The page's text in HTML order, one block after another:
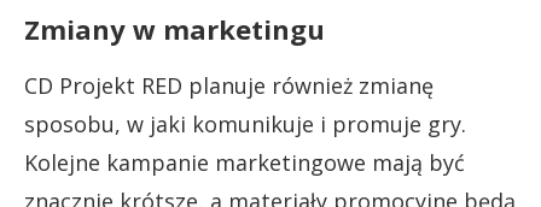
Zmiany w marketingu
CD Projekt RED planuje również zmianę
sposobu, w jaki komunikuje i promuje gry.
Kolejne kampanie marketingowe mają być
znacznie krótsze, a materiały promocyjne będą